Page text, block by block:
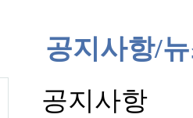
공지사항/
공지사항